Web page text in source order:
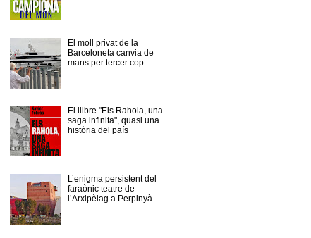
El moll privat de la
Barceloneta canvia de
mans per tercer cop
El llibre "Els Rahola, una
saga infinita", quasi una
història del país
L’enigma persistent del
faraònic teatre de
l’Arxipèlag a Perpinyà